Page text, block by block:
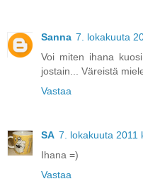
Sanna 7. lokakuuta
Voi miten ihana
jostain... Väreistä
Vastaa
SA 7. lokakuuta 2011
Ihana =)
Vastaa